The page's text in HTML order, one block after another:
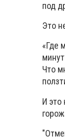
под
Это
«Где
Что
И это